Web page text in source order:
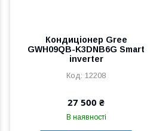
Кондиціонер Gree
GWH09QB-K3DNB6G Smart
inverter
12208
27 500 ₴
В наявності